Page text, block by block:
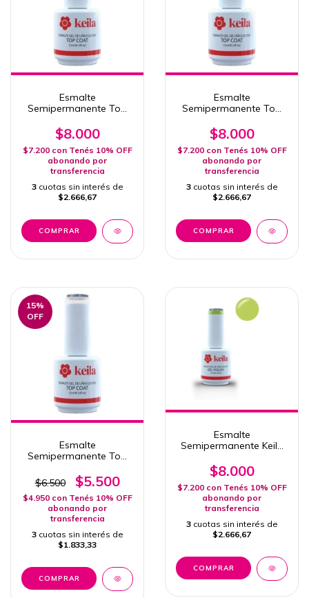
Esmalte
Semipermanente Top
Uv Led Keila 12ml
$8.000
$7.200 con Tenés 10% OFF
abonando por
transferencia
3 cuotas sin interés de
$2.666,67
Esmalte
Semipermanente Top
Uv Led Keila 12ml
$8.000
$7.200 con Tenés 10% OFF
abonando por
transferencia
3 cuotas sin interés de
$2.666,67
15%
OFF
Esmalte
Semipermanente Top
Polish Uv Led Keila 12ml
$6.500 $5.500
$4.950 con Tenés 10% OFF
abonando por
transferencia
3 cuotas sin interés de
$1.833,33
Esmalte
Semipermanente Keila
$8.000
$7.200 con Tenés 10% OFF
abonando por
transferencia
3 cuotas sin interés de
$2.666,67